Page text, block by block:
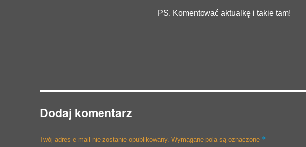
PS. Komentować aktualkę i takie tam!
Dodaj komentarz
Twój adres e-mail nie zostanie opublikowany. Wymagane pola są oznaczone *